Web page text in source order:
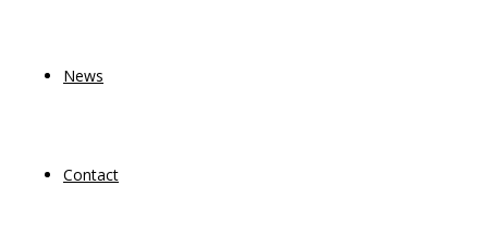
News
Contact